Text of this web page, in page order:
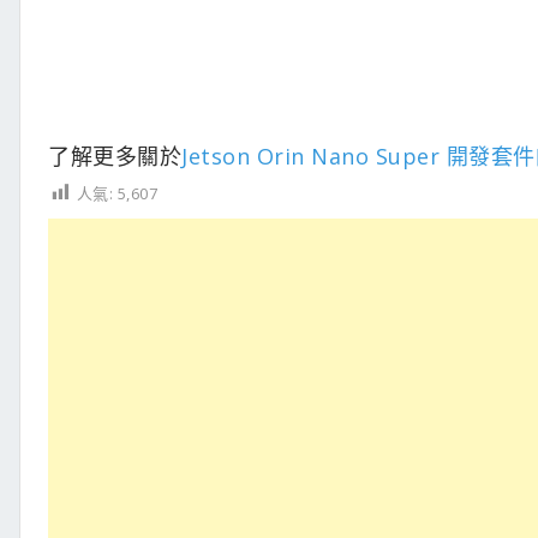
了解更多關於Jetson Orin Nano Super 開發套
人氣: 5,607